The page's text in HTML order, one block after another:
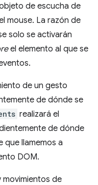
de escucha de
mouse. La razón de
solo se activarán
el elemento al que se
de un gesto
de dónde se
realizará el
de dónde
que llamemos a
DOM.
movimientos de